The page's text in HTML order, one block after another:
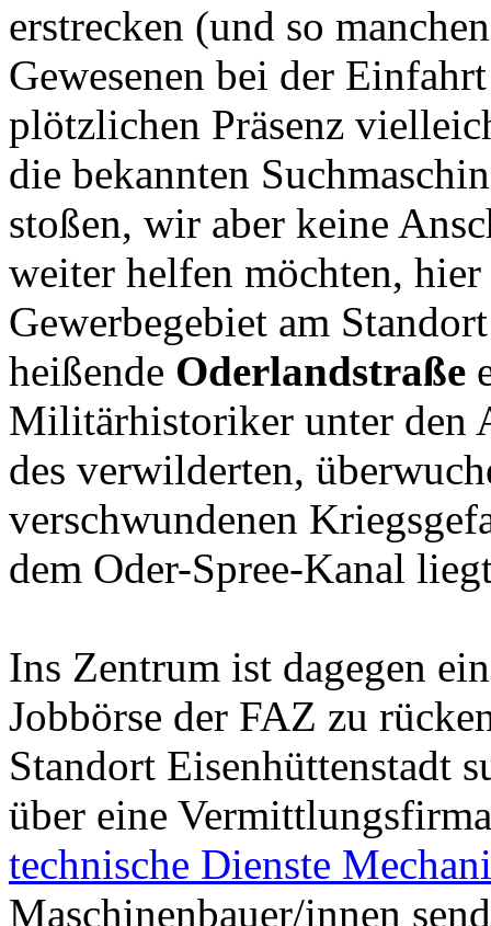
erstrecken (und so
Gewesenen bei der
plötzlichen Präsenz
die bekannten
stoßen, wir aber keine
weiter helfen möchten,
Gewerbegebiet am
heißende Oderlandstraße
Militärhistoriker unter den
des verwilderten,
verschwundenen
dem Oder-Spree-Kanal
Ins Zentrum ist dagegen
Jobbörse der FAZ zu
Standort Eisenhüttenstadt
über eine
technische Dienste
Maschinenbauer/innen